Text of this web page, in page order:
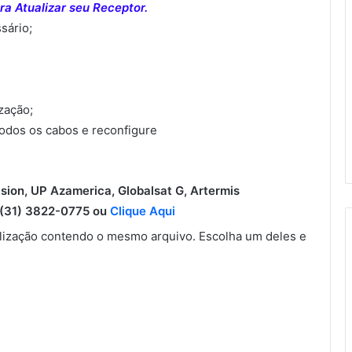
Atualizar seu Receptor.
os cabos e reconfigure
UP Azamerica, Globalsat G, Artermis
3822-0775 ou Clique Aqui
contendo o mesmo arquivo. Escolha um deles e